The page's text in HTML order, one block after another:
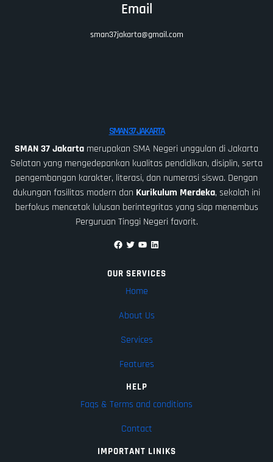
Email
sman37jakarta@gmail.com
SMAN 37 JAKARTA
SMAN 37 Jakarta merupakan SMA Negeri unggulan di Jakarta
Selatan yang mengedepankan kualitas pendidikan, disiplin, serta
pengembangan karakter, literasi, dan numerasi siswa. Dengan
dukungan fasilitas modern dan Kurikulum Merdeka, sekolah ini
berfokus mencetak lulusan berintegritas yang siap menembus
Perguruan Tinggi Negeri favorit.
Facebook Twitter YouTube LinkedIn
OUR SERVICES
Home
About Us
Services
Features
HELP
Faqs & Terms and conditions
Contact
IMPORTANT LINIKS